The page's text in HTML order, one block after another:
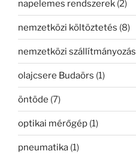
napelemes rendszerek (2)
nemzetközi költöztetés (8)
nemzetközi szállítmányozás
olajcsere Budaörs (1)
öntöde (7)
optikai mérőgép (1)
pneumatika (1)